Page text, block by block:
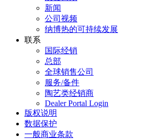
新闻
公司视频
纳博热的可持续发展
联系
国际经销
总部
全球销售公司
服务/备件
陶艺类经销商
Dealer Portal Login
版权说明
数据保护
一般商业条款